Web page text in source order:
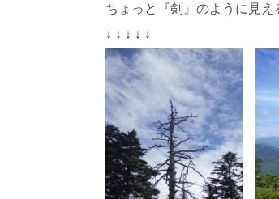
ちょっと『剣』のように見え
↓ ↓ ↓ ↓ ↓